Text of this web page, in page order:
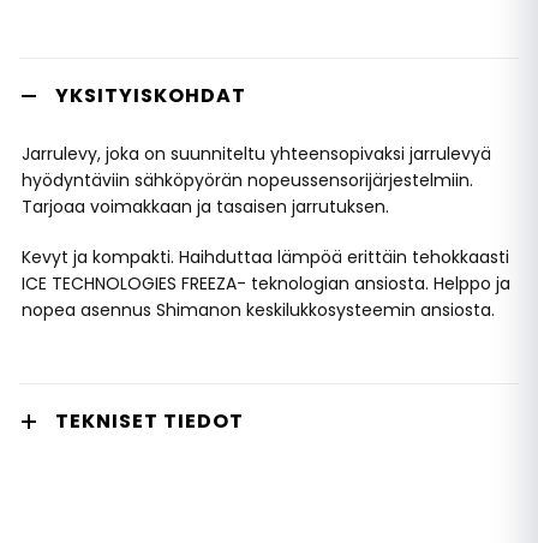
YKSITYISKOHDAT
Jarrulevy, joka on suunniteltu yhteensopivaksi jarrulevyä
hyödyntäviin sähköpyörän nopeussensorijärjestelmiin.
Tarjoaa voimakkaan ja tasaisen jarrutuksen.
Kevyt ja kompakti. Haihduttaa lämpöä erittäin tehokkaasti
ICE TECHNOLOGIES FREEZA- teknologian ansiosta. Helppo ja
nopea asennus Shimanon keskilukkosysteemin ansiosta.
TEKNISET TIEDOT